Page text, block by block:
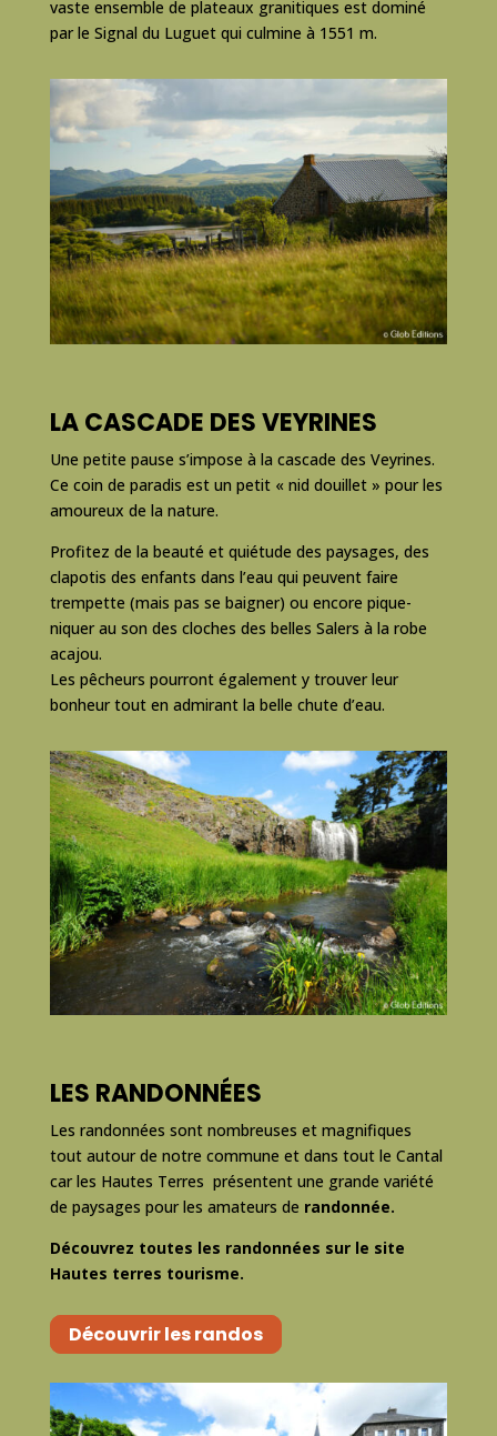
vaste ensemble de plateaux granitiques est dominé
par le Signal du Luguet qui culmine à 1551 m.
LA CASCADE DES VEYRINES
Une petite pause s’impose à la cascade des Veyrines.
Ce coin de paradis est un petit « nid douillet » pour les
amoureux de la nature.
Profitez de la beauté et quiétude des paysages, des
clapotis des enfants dans l’eau qui peuvent faire
trempette (mais pas se baigner) ou encore pique-
niquer au son des cloches des belles Salers à la robe
acajou.
Les pêcheurs pourront également y trouver leur
bonheur tout en admirant la belle chute d’eau.
LES RANDONNÉES
Les randonnées sont nombreuses et magnifiques
tout autour de notre commune et dans tout le Cantal
carles Hautes Terres présentent une grande variété
de paysages pour les amateurs de randonnée.
Découvrez toutes les randonnées sur le site
Hautes terres tourisme.
Découvrir les randos